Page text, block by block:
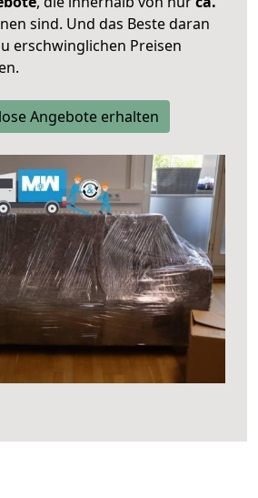
sind. Und das Beste daran
erschwinglichen Preisen
Angebote erhalten